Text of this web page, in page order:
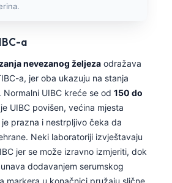
a
nevezanog željeza odražava
a, jer oba ukazuju na stanja
UIBC kreće se od 150 do
UIBC povišen, većina mjesta
prazna i nestrpljivo čeka da
Neki laboratoriji izvještavaju
jer se može izravno izmjeriti, dok
dodavanjem serumskog